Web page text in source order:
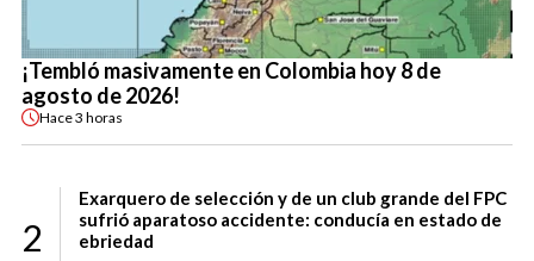
¡Tembló masivamente en Colombia hoy 8 de
agosto de 2026!
Hace3 horas
2
Exarquero de selección y de un club grande del FPC
sufrió aparatoso accidente: conducía en estado de
ebriedad